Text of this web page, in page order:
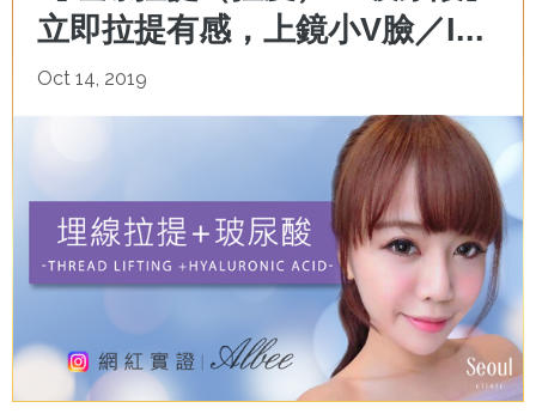
立即拉提有感，上鏡小V臉／I...
Oct 14, 2019